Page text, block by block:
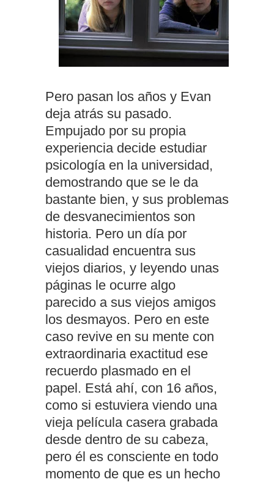
Pero pasan los años y Evan
deja atrás su pasado.
Empujado por su propia
experiencia decide estudiar
psicología en la universidad,
demostrando que se le da
bastante bien, y sus problemas
de desvanecimientos son
historia. Pero un día por
casualidad encuentra sus
viejos diarios, y leyendo unas
páginas le ocurre algo
parecido a sus viejos amigos
los desmayos. Pero en este
caso revive en su mente con
extraordinaria exactitud ese
recuerdo plasmado en el
papel. Está ahí, con 16 años,
como si estuviera viendo una
vieja película casera grabada
desde dentro de su cabeza,
pero él es consciente en todo
momento de que es un hecho